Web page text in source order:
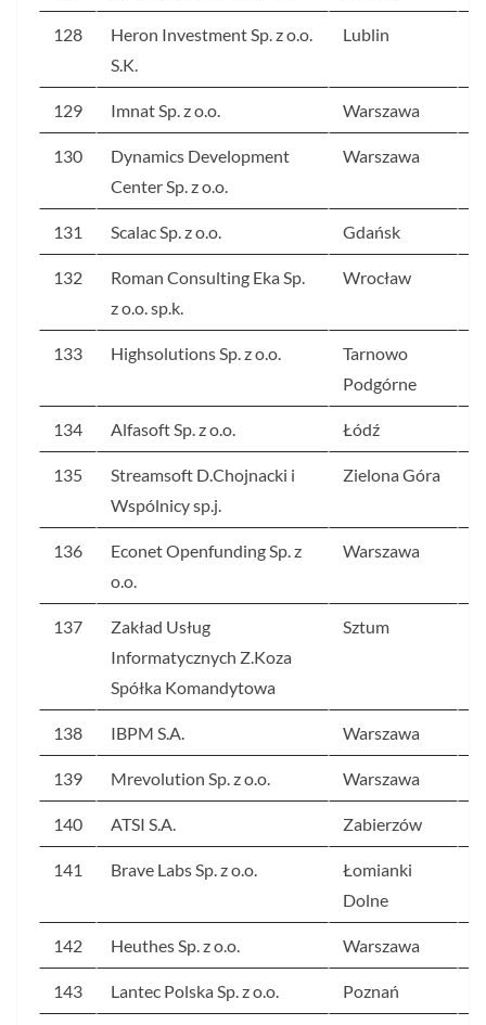
128
Heron Investment Sp. z o.o.
S.K.
Lublin
129 Imnat Sp. z o.o. Warszawa
130
Dynamics Development
Center Sp. z o.o.
Warszawa
131 Scalac Sp. z o.o. Gdańsk
132
Roman Consulting Eka Sp.
z o.o. sp.k.
Wrocław
133 Highsolutions Sp. z o.o.
Tarnowo
Podgórne
134 Alfasoft Sp. z o.o. Łódź
135
Streamsoft D.Chojnacki i
Wspólnicy sp.j.
Zielona Góra
136
Econet Openfunding Sp. z
o.o.
Warszawa
137
Zakład Usług
Informatycznych Z.Koza
Spółka Komandytowa
Sztum
138 IBPM S.A. Warszawa
139 Mrevolution Sp. z o.o. Warszawa
140 ATSI S.A. Zabierzów
141 Brave Labs Sp. z o.o.
Łomianki
Dolne
142 Heuthes Sp. z o.o. Warszawa
143 Lantec Polska Sp. z o.o. Poznań